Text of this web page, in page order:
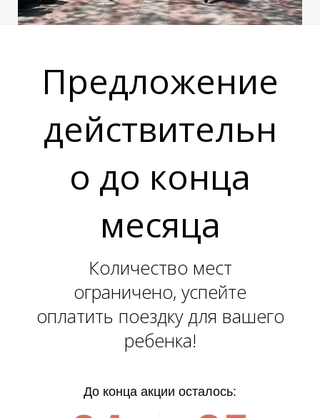
Предложение
действительн
о до конца
месяца
Количество мест
ограничено, успейте
оплатить поездку для вашего
ребенка!
До конца акции осталось: